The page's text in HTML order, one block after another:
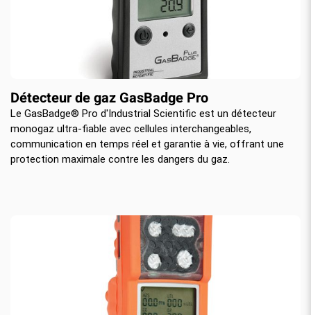
Détecteur de gaz GasBadge Pro
Le GasBadge® Pro d'Industrial Scientific est un détecteur
monogaz ultra-fiable avec cellules interchangeables,
communication en temps réel et garantie à vie, offrant une
protection maximale contre les dangers du gaz.